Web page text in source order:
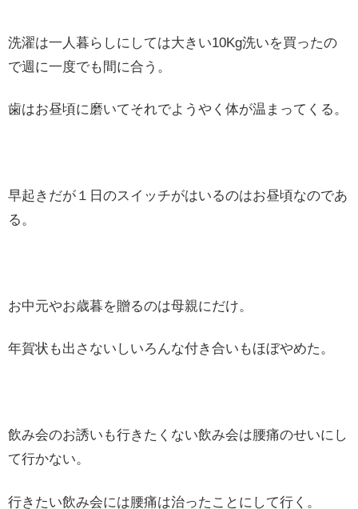
洗濯は一人暮らしにしては大きい10Kg洗いを買ったの
で週に一度でも間に合う。
歯はお昼頃に磨いてそれでようやく体が温まってくる。
早起きだが１日のスイッチがはいるのはお昼頃なのであ
る。
お中元やお歳暮を贈るのは母親にだけ。
年賀状も出さないしいろんな付き合いもほぼやめた。
飲み会のお誘いも行きたくない飲み会は腰痛のせいにし
て行かない。
行きたい飲み会には腰痛は治ったことにして行く。